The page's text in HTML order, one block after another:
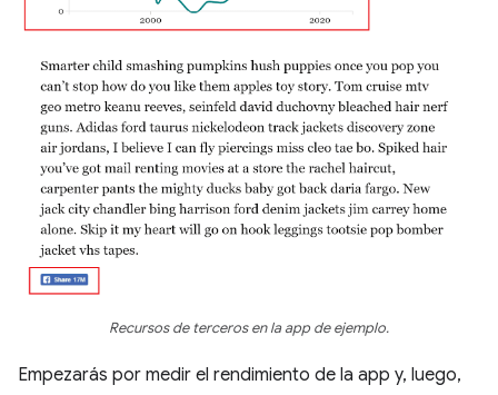
Recursos de terceros en la app de ejemplo.
Empezarás por medir el rendimiento de la app y, luego,